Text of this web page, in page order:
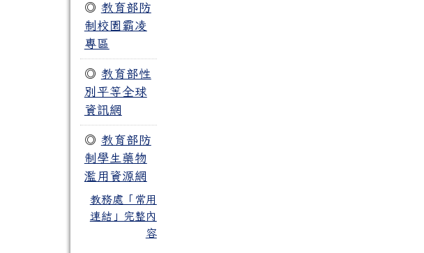
◎ 教育部防
制校園霸凌
專區
◎ 教育部性
別平等全球
資訊網
◎ 教育部防
制學生藥物
濫用資源網
教務處「常用
連結」完整內
容